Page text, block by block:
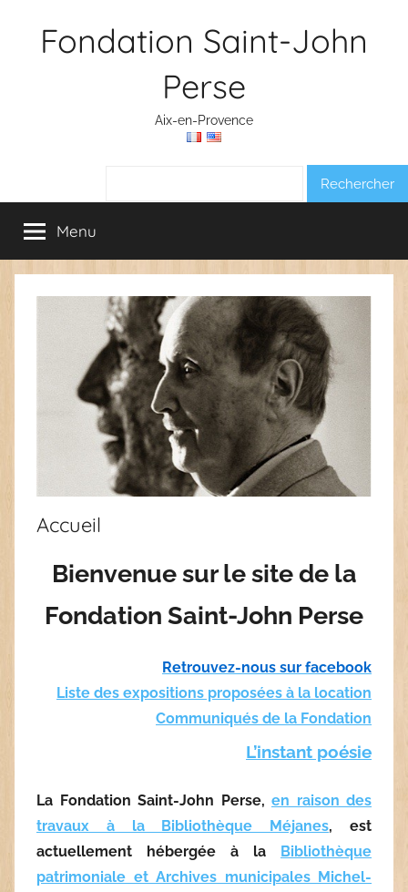
Fondation Saint-John
Perse
Aix-en-Provence
Menu
Accueil
Bienvenue sur le site de la
Fondation Saint-John Perse
Retrouvez-nous sur facebook
Liste des expositions proposées à la location
Communiqués de la Fondation
L’instant poésie
La Fondation Saint-John Perse, en raison des
travaux à la Bibliothèque Méjanes, est
actuellement hébergée à la
Bibliothèque
patrimoniale et Archives municipales Michel-